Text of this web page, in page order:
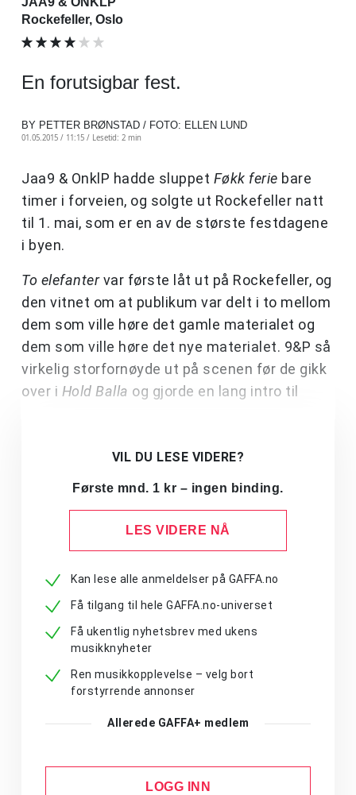
Rockefeller, Oslo
En forutsigbar fest.
BY PETTER BRØNSTAD / FOTO: ELLEN LUND
01.05.2015 / 11:15 / Lesetid: 2 min
Jaa9 & OnklP hadde sluppet Føkk ferie bare
timer i forveien, og solgte ut Rockefeller natt
til 1. mai, som er en av de største festdagene
i byen.
To elefantervar første låt ut på Rockefeller, og
den vitnet om at publikum var delt i to mellom
dem som ville høre det gamle materialet og
dem som ville høre det nye materialet. 9&P så
virkelig storfornøyde ut på scenen før de gikk
over i Hold Balla og gjorde en lang intro til
VIL DU LESE VIDERE?
Første mnd. 1 kr – ingen binding.
LES VIDERE NÅ
Kan lese alle anmeldelser på GAFFA.no
Få tilgang til hele GAFFA.no-universet
Få ukentlig nyhetsbrev med ukens
musikknyheter
Ren musikkopplevelse – velg bort
forstyrrende annonser
Allerede GAFFA+ medlem
LOGG INN